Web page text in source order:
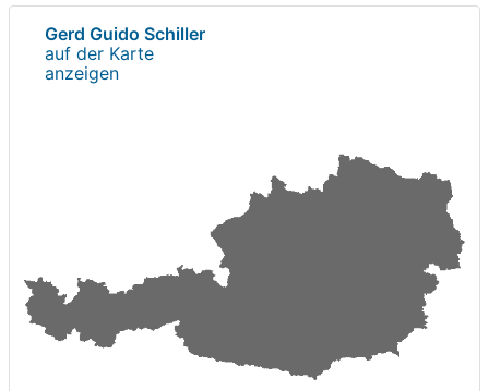
Gerd Guido Schiller
auf der Karte
anzeigen